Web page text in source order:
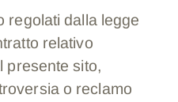
regolati dalla legge
relativo
presente sito,
o reclamo